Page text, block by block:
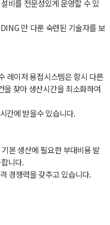
비를 전문성있게 운영할 수 있
만 다룬 숙련된 기술자를 보
레이저 용접시스템은 항시 다른
을 찾아 생산시간을 최소화하여
간에 받을수 있습니다.
본 생산에 필요한 부대비용 발
니다.
경쟁력을 갖추고 있습니다.